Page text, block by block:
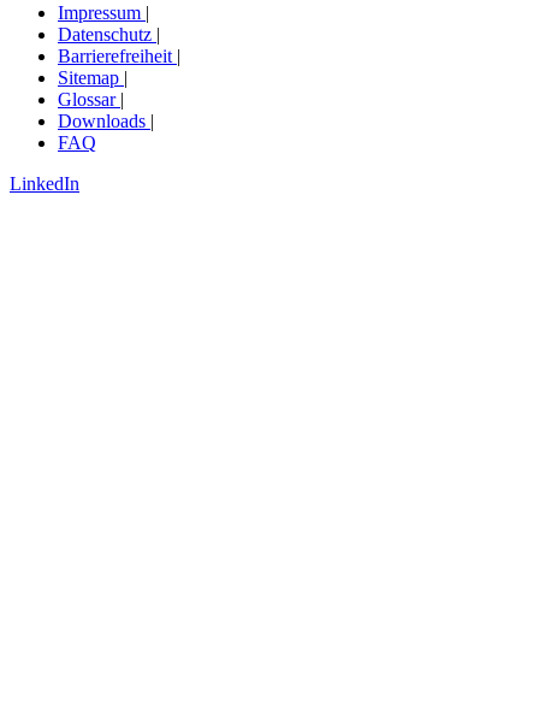
Impressum |
Datenschutz |
Barrierefreiheit |
Sitemap |
Glossar |
Downloads |
FAQ
LinkedIn